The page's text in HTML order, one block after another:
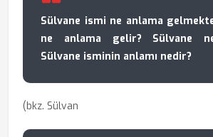
Sülvane ismi ne anlama
ne anlama gelir? Sülvane
Sülvane isminin anlamı nedir?
(bkz. Sülvan